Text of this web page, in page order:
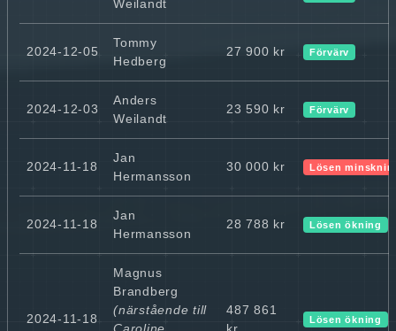
Weilandt
2024-12-05
Tommy
Hedberg
27 900 kr Förvärv
2024-12-03
Anders
Weilandt
23 590 kr Förvärv
2024-11-18
Jan
Hermansson
30 000 kr Lösen
2024-11-18
Jan
Hermansson
28 788 kr Lösen ökning
2024-11-18
Magnus
Brandberg
(närstående till
487 861
Lösen ökning